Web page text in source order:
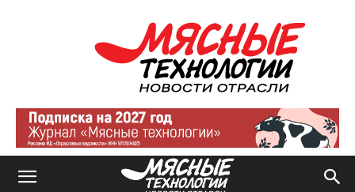
Мясные
технологии
|
Новости
отрасли